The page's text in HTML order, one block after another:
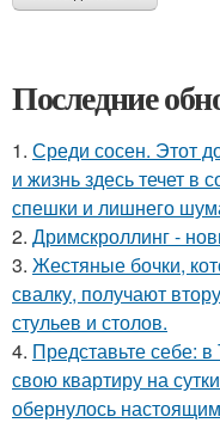
Последние
1. Среди сосен. Этот
и жизнь здесь течет в
спешки и лишнего
2. Дримскроллинг -
3. Жестяные бочки,
свалку, получают
стульев и столов.
4. Представьте себе:
свою квартиру на
обернулось